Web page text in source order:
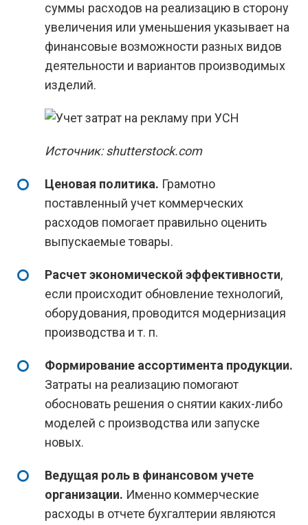
суммы расходов на реализацию в сторону
увеличения или уменьшения указывает на
финансовые возможности разных видов
деятельности и вариантов производимых
изделий.
Источник: shutterstock.com
Ценовая политика. Грамотно
поставленный учет коммерческих
расходов помогает правильно оценить
выпускаемые товары.
Расчет экономической эффективности,
если происходит обновление технологий,
оборудования, проводится модернизация
производства и т. п.
Формирование ассортимента продукции.
Затраты на реализацию помогают
обосновать решения о снятии каких-либо
моделей с производства или запуске
новых.
Ведущая роль в финансовом учете
организации. Именно коммерческие
расходы в отчете бухгалтерии являются